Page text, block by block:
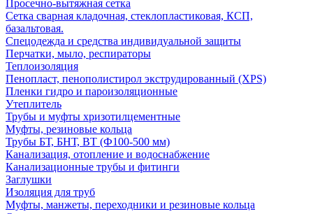
Просечно-вытяжная сетка
Сетка сварная кладочная, стеклопластиковая, КСП,
базальтовая.
Спецодежда и средства индивидуальной защиты
Перчатки, мыло, респираторы
Теплоизоляция
Пенопласт, пенополистирол экструдированный (XPS)
Пленки гидро и пароизоляционные
Утеплитель
Трубы и муфты хризотилцементные
Муфты, резиновые кольца
Трубы БТ, БНТ, ВТ (Ф100-500 мм)
Канализация, отопление и водоснабжение
Канализационные трубы и фитинги
Заглушки
Изоляция для труб
Муфты, манжеты, переходники и резиновые кольца